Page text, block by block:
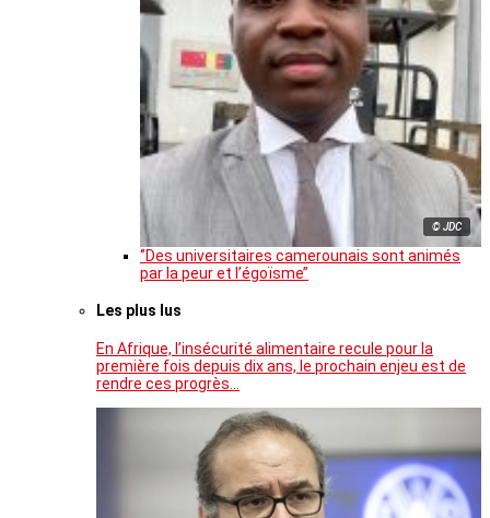
© JDC
‘’Des universitaires camerounais sont animés
par la peur et l’égoïsme’’
Les plus lus
En Afrique, l’insécurité alimentaire recule pour la
première fois depuis dix ans, le prochain enjeu est de
rendre ces progrès…